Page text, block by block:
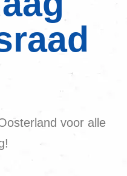
voor alle